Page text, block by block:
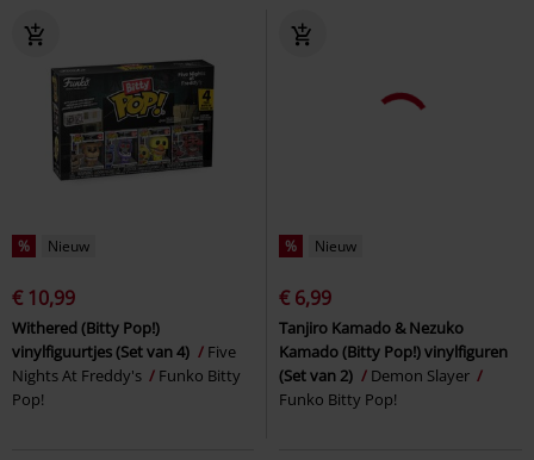
% Nieuw
€ 10,99
Withered (Bitty Pop!)
vinylfiguurtjes (Set van 4)
Five
Nights At Freddy's
Funko Bitty
Pop!
% Nieuw
€ 6,99
Tanjiro Kamado & Nezuko
Kamado (Bitty Pop!) vinylfiguren
(Set van 2)
Demon Slayer
Funko Bitty Pop!